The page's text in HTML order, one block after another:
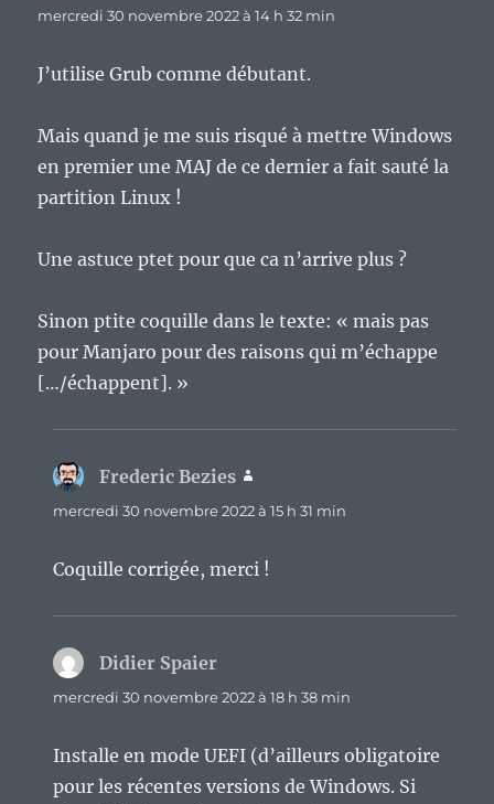
mercredi 30 novembre 2022 à 14 h 32 min
J’utilise Grub comme débutant.
Mais quand je me suis risqué à mettre Windows
en premier une MAJ de ce dernier a fait sauté la
partition Linux !
Une astuce ptet pour que ca n’arrive plus ?
Sinon ptite coquille dans le texte: « mais pas
pour Manjaro pour des raisons qui m’échappe
[…/échappent]. »
Frederic Bezies
mercredi 30 novembre 2022 à 15 h 31 min
Coquille corrigée, merci !
Didier Spaier
mercredi 30 novembre 2022 à 18 h 38 min
Installe en mode UEFI (d’ailleurs obligatoire
pour les récentes versions de Windows. Si